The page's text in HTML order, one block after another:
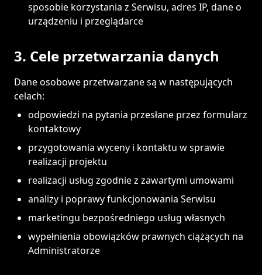
sposobie korzystania z Serwisu, adres IP, dane o
urządzeniu i przeglądarce
3. Cele przetwarzania danych
Dane osobowe przetwarzane są w następujących
celach:
odpowiedzi na pytania przesłane przez formularz
kontaktowy
przygotowania wyceny i kontaktu w sprawie
realizacji projektu
realizacji usług zgodnie z zawartymi umowami
analizy i poprawy funkcjonowania Serwisu
marketingu bezpośredniego usług własnych
wypełnienia obowiązków prawnych ciążących na
Administratorze